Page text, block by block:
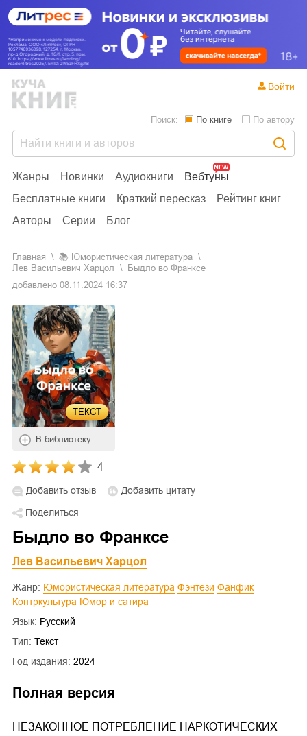
Жанры Новинки Аудиокниги
Вебтуны
Бесплатные книги
Краткий пересказ
Рейтинг книг
Авторы
Серии Блог
Поиск: По книге По автору
Войти
Главная 📚
юмористическая литература
Лев Васильевич Харцол
Быдло во Франксе
добавлено 08.11.2024 16:37
ТЕКСТ
В библиотеку
4
Добавить отзыв
Добавить цитату
Поделиться
Быдло во Франксе
Лев Васильевич Харцол
Жанр: Юмористическая литература Фэнтези
Фанфик
Контркультура
Юмор и сатира
Язык: Русский
Тип: Текст
Год издания: 2024
Полная версия
НЕЗАКОННОЕ ПОТРЕБЛЕНИЕ НАРКОТИЧЕСКИХ